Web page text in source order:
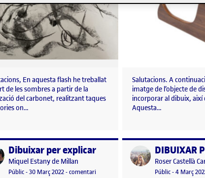
En aquesta flash he treballat
de les sombres a partir de la
del carbonet, realitzant taques
on…
Salutacions. A
imatge de l’objecte de
incorporar al dibuix, així
Aquesta…
l’espai
per
Dibuixar per explicar
Publicat per
Miquel Estany de Millan
Visibilitat:
Públic-Data de publicació
30 Març 202230 març, 2022 9:33 am
-comentariel Dibuixar per explicar
Publicat perDIBUIXAR
Publicat per
Roser Castellà
Visibilitat:
Públic-Data de
4 Març